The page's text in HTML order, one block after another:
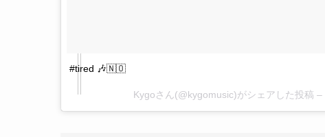
#tired 🎶🇳🇴
Kygoさん(@kygomusic)がシェアした投稿 –